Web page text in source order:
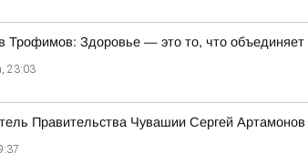
Трофимов: Здоровье — это то, что объединяет
23:03
Правительства Чувашии Сергей